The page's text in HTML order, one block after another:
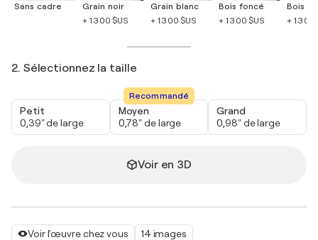
Voir l'œuvre chez vous
14 images
Sans cadre
Grain noir
+ 1 300 $US
Grain blanc
+ 1 300 $US
Bois foncé
+ 1 300 $US
Bois
+ 1 300
2. Sélectionnez la taille
Petit
0,39" de large
Recommandé
Moyen
0,78" de large
Grand
0,98" de large
Voir en 3D